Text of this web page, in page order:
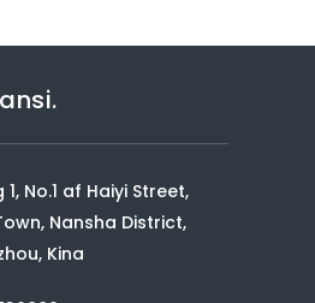
1, No.1 af Haiyi Street,
Nansha District,
Kina